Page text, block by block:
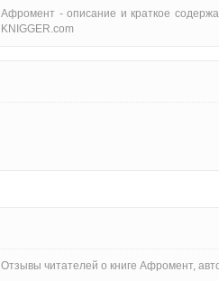
Афромент - oписание и краткое
KNIGGER.com
Отзывы читателей о книге Афромент,